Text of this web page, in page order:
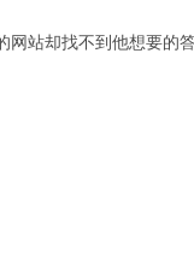
站却找不到他想要